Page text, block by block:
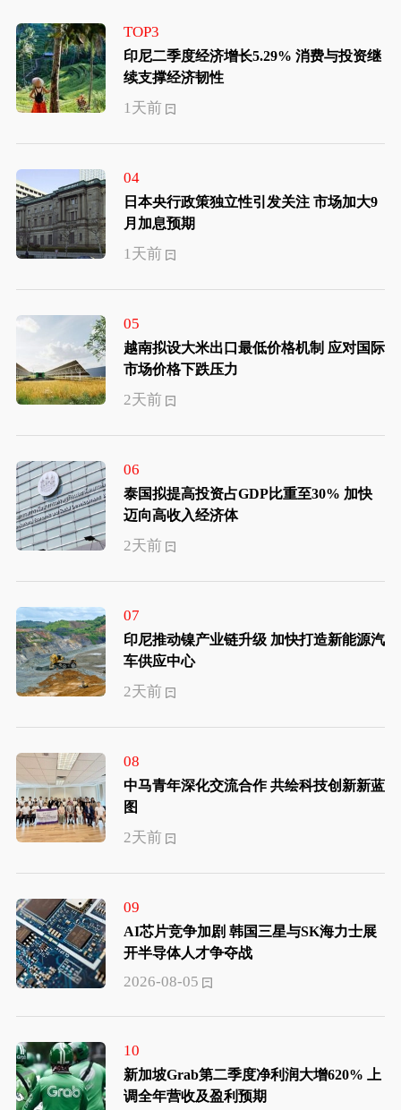
TOP3
印尼二季度经济增长5.29% 消费与投资继
续支撑经济韧性
1天前
04
日本央行政策独立性引发关注 市场加大9
月加息预期
1天前
05
越南拟设大米出口最低价格机制 应对国际
市场价格下跌压力
2天前
06
泰国拟提高投资占GDP比重至30% 加快
迈向高收入经济体
2天前
07
印尼推动镍产业链升级 加快打造新能源汽
车供应中心
2天前
08
中马青年深化交流合作 共绘科技创新新蓝
图
2天前
09
AI芯片竞争加剧 韩国三星与SK海力士展
开半导体人才争夺战
2026-08-05
10
新加坡Grab第二季度净利润大增620% 上
调全年营收及盈利预期